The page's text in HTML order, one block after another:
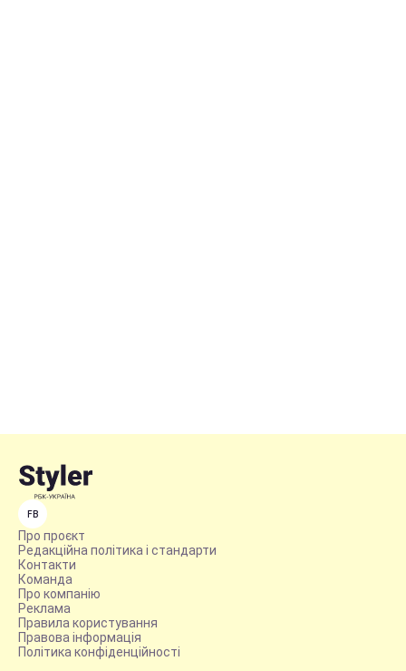
FB
Про проєкт
Редакційна політика і стандарти
Контакти
Команда
Про компанію
Реклама
Правила користування
Правова інформація
Політика конфіденційності